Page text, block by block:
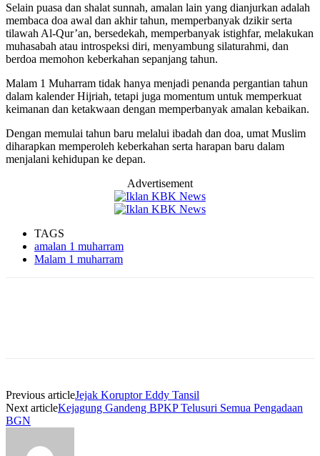
Selain puasa dan shalat sunnah, amalan lain yang dianjurkan adalah
membaca doa awal dan akhir tahun, memperbanyak dzikir serta
tilawah Al-Qur’an, bersedekah, memperbanyak istighfar, melakukan
muhasabah atau introspeksi diri, menyambung silaturahmi, dan
berdoa memohon keberkahan sepanjang tahun.
Malam 1 Muharram tidak hanya menjadi penanda pergantian tahun
dalam kalender Hijriah, tetapi juga momentum untuk memperkuat
keimanan dan ketakwaan dengan memperbanyak amalan kebaikan.
Dengan memulai tahun baru melalui ibadah dan doa, umat Muslim
diharapkan memperoleh keberkahan serta harapan baru dalam
menjalani kehidupan ke depan.
Advertisement
TAGS
amalan 1 muharram
Malam 1 muharram
Previous articleJejak Koruptor Eddy Tansil
Next articleKejagung Gandeng BPKP Telusuri Semua Pengadaan
BGN